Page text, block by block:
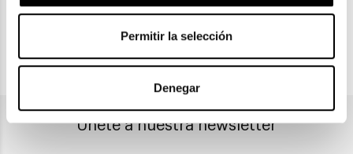
Permitir la selección
Denegar
Recogida en tienda
PAGO SEGURO
Únete a nuestra newsletter